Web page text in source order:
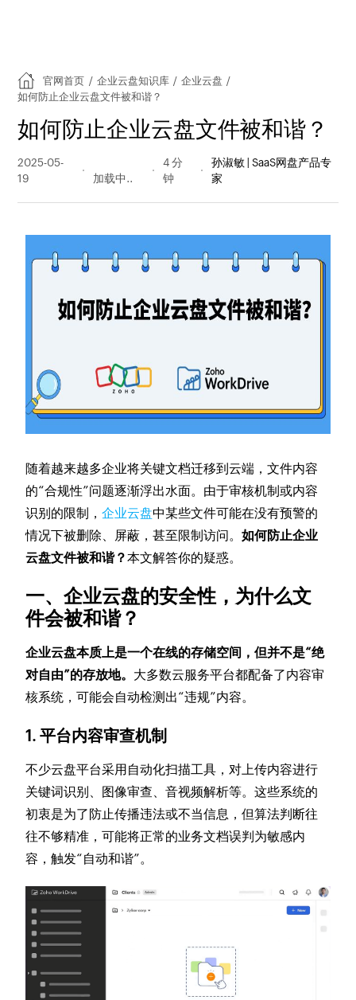
官网首页 / 企业云盘知识库 / 企业云盘 /
如何防止企业云盘文件被和谐？
如何防止企业云盘文件被和谐？
2025-05-
19
量
4 分
钟
孙淑敏 | SaaS网盘产品专
家
随着越来越多企业将关键文档迁移到云端，文件内容
的“合规性”问题逐渐浮出水面。由于审核机制或内容
识别的限制，企业云盘中某些文件可能在没有预警的
情况下被删除、屏蔽，甚至限制访问。如何防止企业
云盘文件被和谐？本文解答你的疑惑。
一、企业云盘的安全性，为什么文
件会被和谐？
企业云盘本质上是一个在线的存储空间，但并不是“绝
对自由”的存放地。 大多数云服务平台都配备了内容审
核系统，可能会自动检测出“违规”内容。
1. 平台内容审查机制
不少云盘平台采用自动化扫描工具，对上传内容进行
关键词识别、图像审查、音视频解析等。这些系统的
初衷是为了防止传播违法或不当信息，但算法判断往
往不够精准，可能将正常的业务文档误判为敏感内
容，触发“自动和谐”。